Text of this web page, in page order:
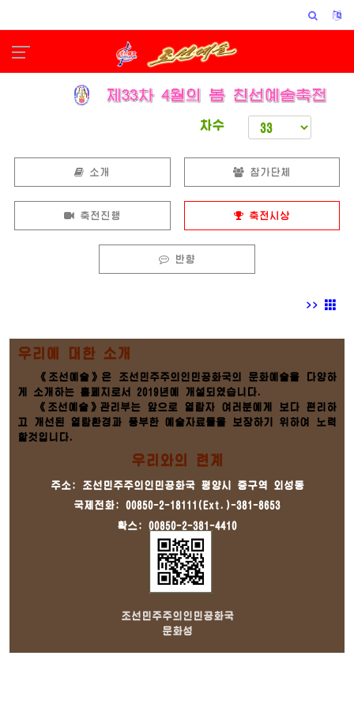
차수
소개 참가단체
축전진행 축전시상
반향
>>
우리에 대한 소개
《조선예술》은 조선민주주의인민공화국의 문화예술을 다양하
게 소개하는 홈페지로서 2019년에 개설되였습니다.
《조선예술》관리부는 앞으로 열람자 여러분에게 보다 편리하
고 개선된 열람환경과 풍부한 예술자료들을 보장하기 위하여 노력
할것입니다.
우리와의 련계
주소: 조선민주주의인민공화국 평양시 중구역 외성동
국제전화: 00850-2-18111(Ext.)-381-8653
확스: 00850-2-381-4410
조선민주주의인민공화국
문화성